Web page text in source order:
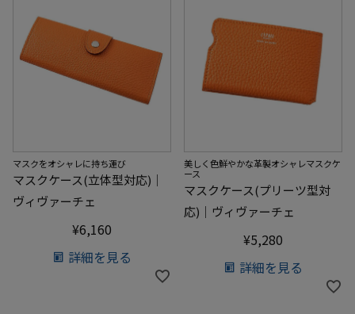
マスクをオシャレに持ち運び
マスクケース(立体型対応)｜
ヴィヴァーチェ
¥6,160
詳細を見る
美しく色鮮やかな革製オシャレマスクケ
ース
マスクケース(プリーツ型対
応)｜ヴィヴァーチェ
¥5,280
詳細を見る